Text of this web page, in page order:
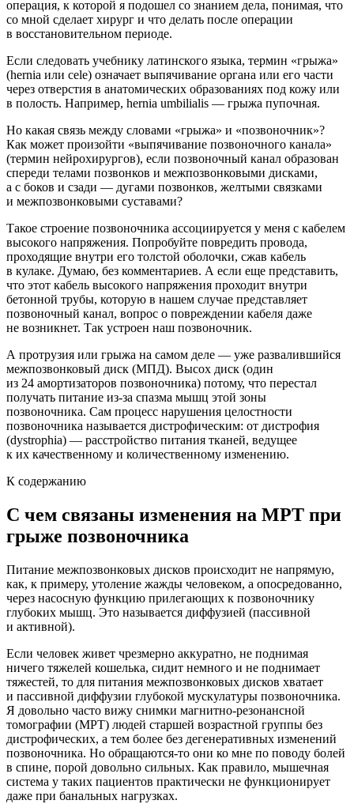
операция, к которой я подошел со знанием дела, понимая, что
со мной сделает хирург и что делать после операции
в восстановительном периоде.
Если следовать учебнику латинского языка, термин «грыжа»
(hernia или cele) означает выпячивание органа или его части
через отверстия в анатомических образованиях под кожу или
в полость. Например, hernia umbilialis — грыжа пупочная.
Но какая связь между словами «грыжа» и «позвоночник»?
Как может произойти «выпячивание позвоночного канала»
(термин нейрохирургов), если позвоночный канал образован
спереди телами позвонков и межпозвонковыми дисками,
а с боков и сзади — дугами позвонков, желтыми связками
и межпозвонковыми суставами?
Такое строение позвоночника ассоциируется у меня с кабелем
высокого напряжения. Попробуйте повредить провода,
проходящие внутри его толстой оболочки, сжав кабель
в кулаке. Думаю, без комментариев. А если еще представить,
что этот кабель высокого напряжения проходит внутри
бетонной трубы, которую в нашем случае представляет
позвоночный канал, вопрос о повреждении кабеля даже
не возникнет. Так устроен наш позвоночник.
А протрузия или грыжа на самом деле — уже развалившийся
межпозвонковый диск (МПД). Высох диск (один
из 24 амортизаторов позвоночника) потому, что перестал
получать питание из-за спазма мышц этой зоны
позвоночника. Сам процесс нарушения целостности
позвоночника называется дистрофическим: от дистрофия
(dystrophia) — расстройство питания тканей, ведущее
к их качественному и количественному изменению.
К содержанию
С чем связаны изменения на МРТ при
грыже позвоночника
Питание межпозвонковых дисков происходит не напрямую,
как, к примеру, утоление жажды человеком, а опосредованно,
через насосную функцию прилегающих к позвоночнику
глубоких мышц. Это называется диффузией (пассивной
и активной).
Если человек живет чрезмерно аккуратно, не поднимая
ничего тяжелей кошелька, сидит немного и не поднимает
тяжестей, то для питания межпозвонковых дисков хватает
и пассивной диффузии глубокой мускулатуры позвоночника.
Я довольно часто вижу снимки магнитно-резонансной
томографии (МРТ) людей старшей возрастной группы без
дистрофических, а тем более без дегенеративных изменений
позвоночника. Но обращаются-то они ко мне по поводу болей
в спине, порой довольно сильных. Как правило, мышечная
система у таких пациентов практически не функционирует
даже при банальных нагрузках.